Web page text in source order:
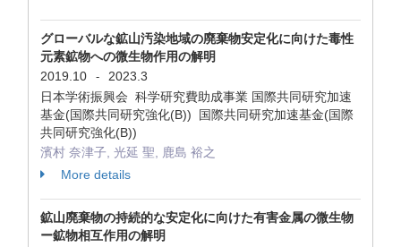
グローバルな鉱山汚染地域の廃棄物安定化に向けた毒性
元素鉱物への微生物作用の解明
2019.10
-
2023.3
日本学術振興会 科学研究費助成事業 国際共同研究加速
基金(国際共同研究強化(B)) 国際共同研究加速基金(国際
共同研究強化(B))
濱村 奈津子, 光延 聖, 鹿島 裕之
More details
鉱山廃棄物の持続的な安定化に向けた有害金属の微生物
ー鉱物相互作用の解明